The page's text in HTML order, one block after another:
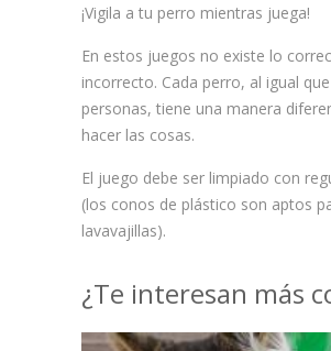
¡Vigila a tu perro mientras juega!
En estos juegos no existe lo
incorrecto. Cada perro, al igual
personas, tiene una manera
hacer las cosas.
El juego debe ser limpiado con
(los conos de plástico son aptos
lavavajillas).
¿Te interesan más